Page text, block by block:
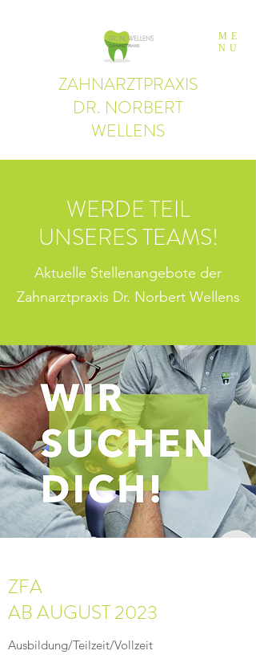
ME
NU
ZAHNARZTPRAXIS
DR. NORBERT
WELLENS
WERDE TEIL
UNSERES TEAMS!
Aktuelle Stellenangebote der
Zahnarztpraxis Dr. Norbert Wellens
ZFA
AB AUGUST 2023
Ausbildung/Teilzeit/Vollzeit